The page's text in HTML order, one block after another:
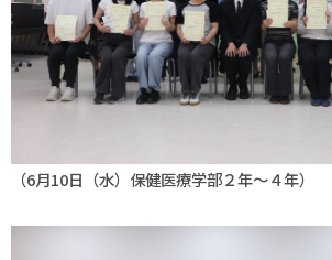
（6月10日（水）保健医療学部２年～４年）